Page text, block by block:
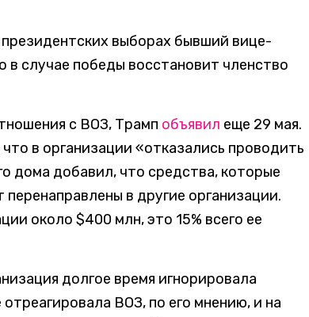
выборах бывший вице-
в случае победы восстановит членство
с ВОЗ, Трамп объявил еще 29 мая.
в организации «отказались проводить
дома добавил, что средства, которые
в другие организации.
около $400 млн, это 15% всего ее
долгое время игнорировала
ВОЗ, по его мнению, и на